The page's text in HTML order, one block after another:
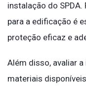
instalação do
para a edificação é
proteção eficaz e
Além disso, avaliar
materiais